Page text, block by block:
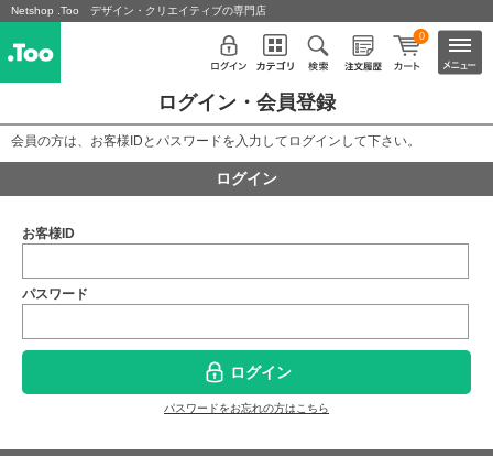
Netshop .Too デザイン・クリエイティブの専門店
0
ログイン・会員登録
会員の方は、お客様IDとパスワードを入力してログインして下さい。
ログイン
お客様ID
パスワード
ログイン
パスワードをお忘れの方はこちら